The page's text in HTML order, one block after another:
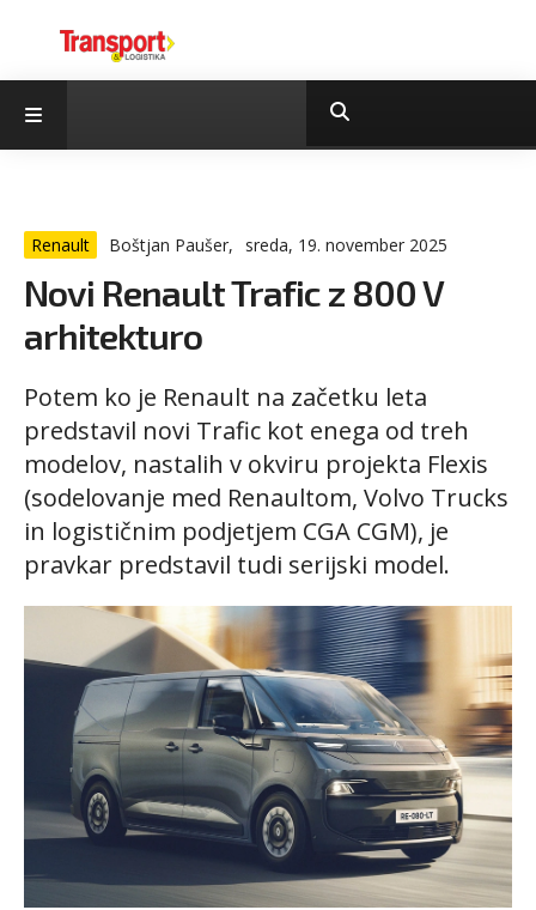
Renault Boštjan Paušer, sreda, 19. november 2025
Novi Renault Trafic z 800 V
arhitekturo
Potem ko je Renault na začetku leta
predstavil novi Trafic kot enega od treh
modelov, nastalih v okviru projekta Flexis
(sodelovanje med Renaultom, Volvo Trucks
in logističnim podjetjem CGA CGM), je
pravkar predstavil tudi serijski model.